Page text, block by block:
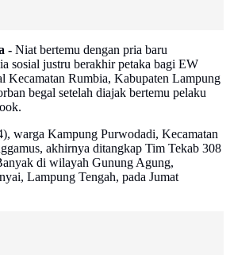
- Niat bertemu dengan pria baru
sosial justru berakhir petaka bagi EW
Kecamatan Rumbia, Kabupaten Lampung
begal setelah diajak bertemu pelaku
warga Kampung Purwodadi, Kecamatan
akhirnya ditangkap Tim Tekab 308
di wilayah Gunung Agung,
Lampung Tengah, pada Jumat